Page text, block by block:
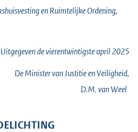
en Ruimtelijke Ordening,
Uitgegeven devierentwintigsteapril 2025
De Minister van Justitie en Veiligheid,
D.M. vanWeel